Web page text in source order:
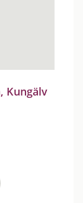
Kungälv